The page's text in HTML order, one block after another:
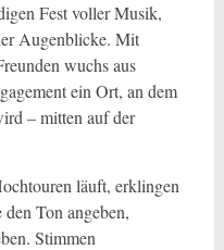
Fest voller Musik,
Augenblicke. Mit
wuchs aus
ein Ort, an dem
– mitten auf der
läuft, erklingen
Ton angeben,
Stimmen